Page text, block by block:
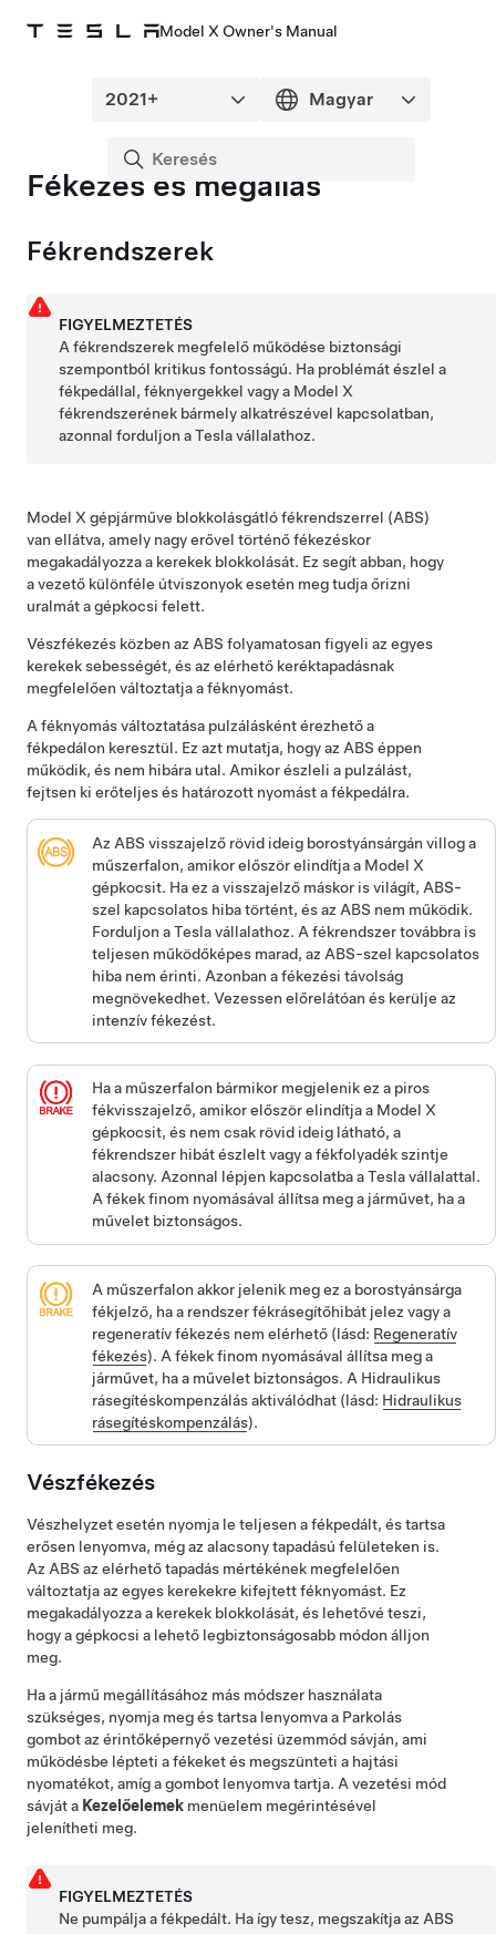
Model X Owner's Manual
Fékezés és megállás
Fékrendszerek
FIGYELMEZTETÉS
A fékrendszerek megfelelő működése biztonsági
szempontból kritikus fontosságú. Ha problémát észlel a
fékpedállal, féknyergekkel vagy a Model X
fékrendszerének bármely alkatrészével kapcsolatban,
azonnal forduljon a Tesla vállalathoz.
Model X gépjárműve blokkolásgátló fékrendszerrel (ABS)
van ellátva, amely nagy erővel történő fékezéskor
megakadályozza a kerekek blokkolását. Ez segít abban, hogy
a vezető különféle útviszonyok esetén meg tudja őrizni
uralmát a gépkocsi felett.
Vészfékezés közben az ABS folyamatosan figyeli az egyes
kerekek sebességét, és az elérhető keréktapadásnak
megfelelően változtatja a féknyomást.
A féknyomás változtatása pulzálásként érezhető a
fékpedálon keresztül. Ez azt mutatja, hogy az ABS éppen
működik, és nem hibára utal. Amikor észleli a pulzálást,
fejtsen ki erőteljes és határozott nyomást a fékpedálra.
Az ABS visszajelző rövid ideig borostyánsárgán villoga
műszerfalon, amikor először elindítja a Model X
gépkocsit. Ha ez a visszajelző máskor is világít, ABS-
szel kapcsolatos hiba történt, és az ABS nem működik.
Forduljon a Tesla vállalathoz. A fékrendszer továbbra is
teljesen működőképes marad, az ABS-szel kapcsolatos
hiba nem érinti. Azonban a fékezési távolság
megnövekedhet. Vezessen előrelátóan és kerülje az
intenzív fékezést.
Haa műszerfalon bármikor megjelenik ez a piros
fékvisszajelző, amikor először elindítja a Model X
gépkocsit, és nem csak rövid ideig látható, a
fékrendszer hibát észlelt vagy a fékfolyadék szintje
alacsony. Azonnal lépjen kapcsolatba a Tesla vállalattal.
A fékek finom nyomásával állítsa meg a járművet, ha a
művelet biztonságos.
A műszerfalon akkor jelenik meg ez a borostyánsárga
fékjelző, ha a rendszer fékrásegítőhibát jelez vagy a
regeneratív fékezés nem elérhető (lásd: Regeneratív
fékezés). A fékek finom nyomásával állítsa meg a
járművet, ha a művelet biztonságos. A Hidraulikus
rásegítéskompenzálás aktiválódhat (lásd: Hidraulikus
rásegítéskompenzálás).
Vészfékezés
Vészhelyzet esetén nyomja le teljesen a fékpedált, és tartsa
erősen lenyomva, még az alacsony tapadású felületeken is.
Az ABS az elérhető tapadás mértékének megfelelően
változtatja az egyes kerekekre kifejtett féknyomást. Ez
megakadályozza a kerekek blokkolását, és lehetővé teszi,
hogy a gépkocsi a lehető legbiztonságosabb módon álljon
meg.
Ha a jármű megállításához más módszer használata
szükséges, nyomja meg és tartsa lenyomva a Parkolás
gombot az érintőképernyő vezetési üzemmód sávján, ami
működésbe lépteti a fékeket és megszünteti a hajtási
nyomatékot, amíg a gombot lenyomva tartja. A vezetési mód
sávját a Kezelőelemek menüelem megérintésével
jelenítheti meg.
FIGYELMEZTETÉS
Ne pumpálja a fékpedált. Ha így tesz, megszakítja az ABS